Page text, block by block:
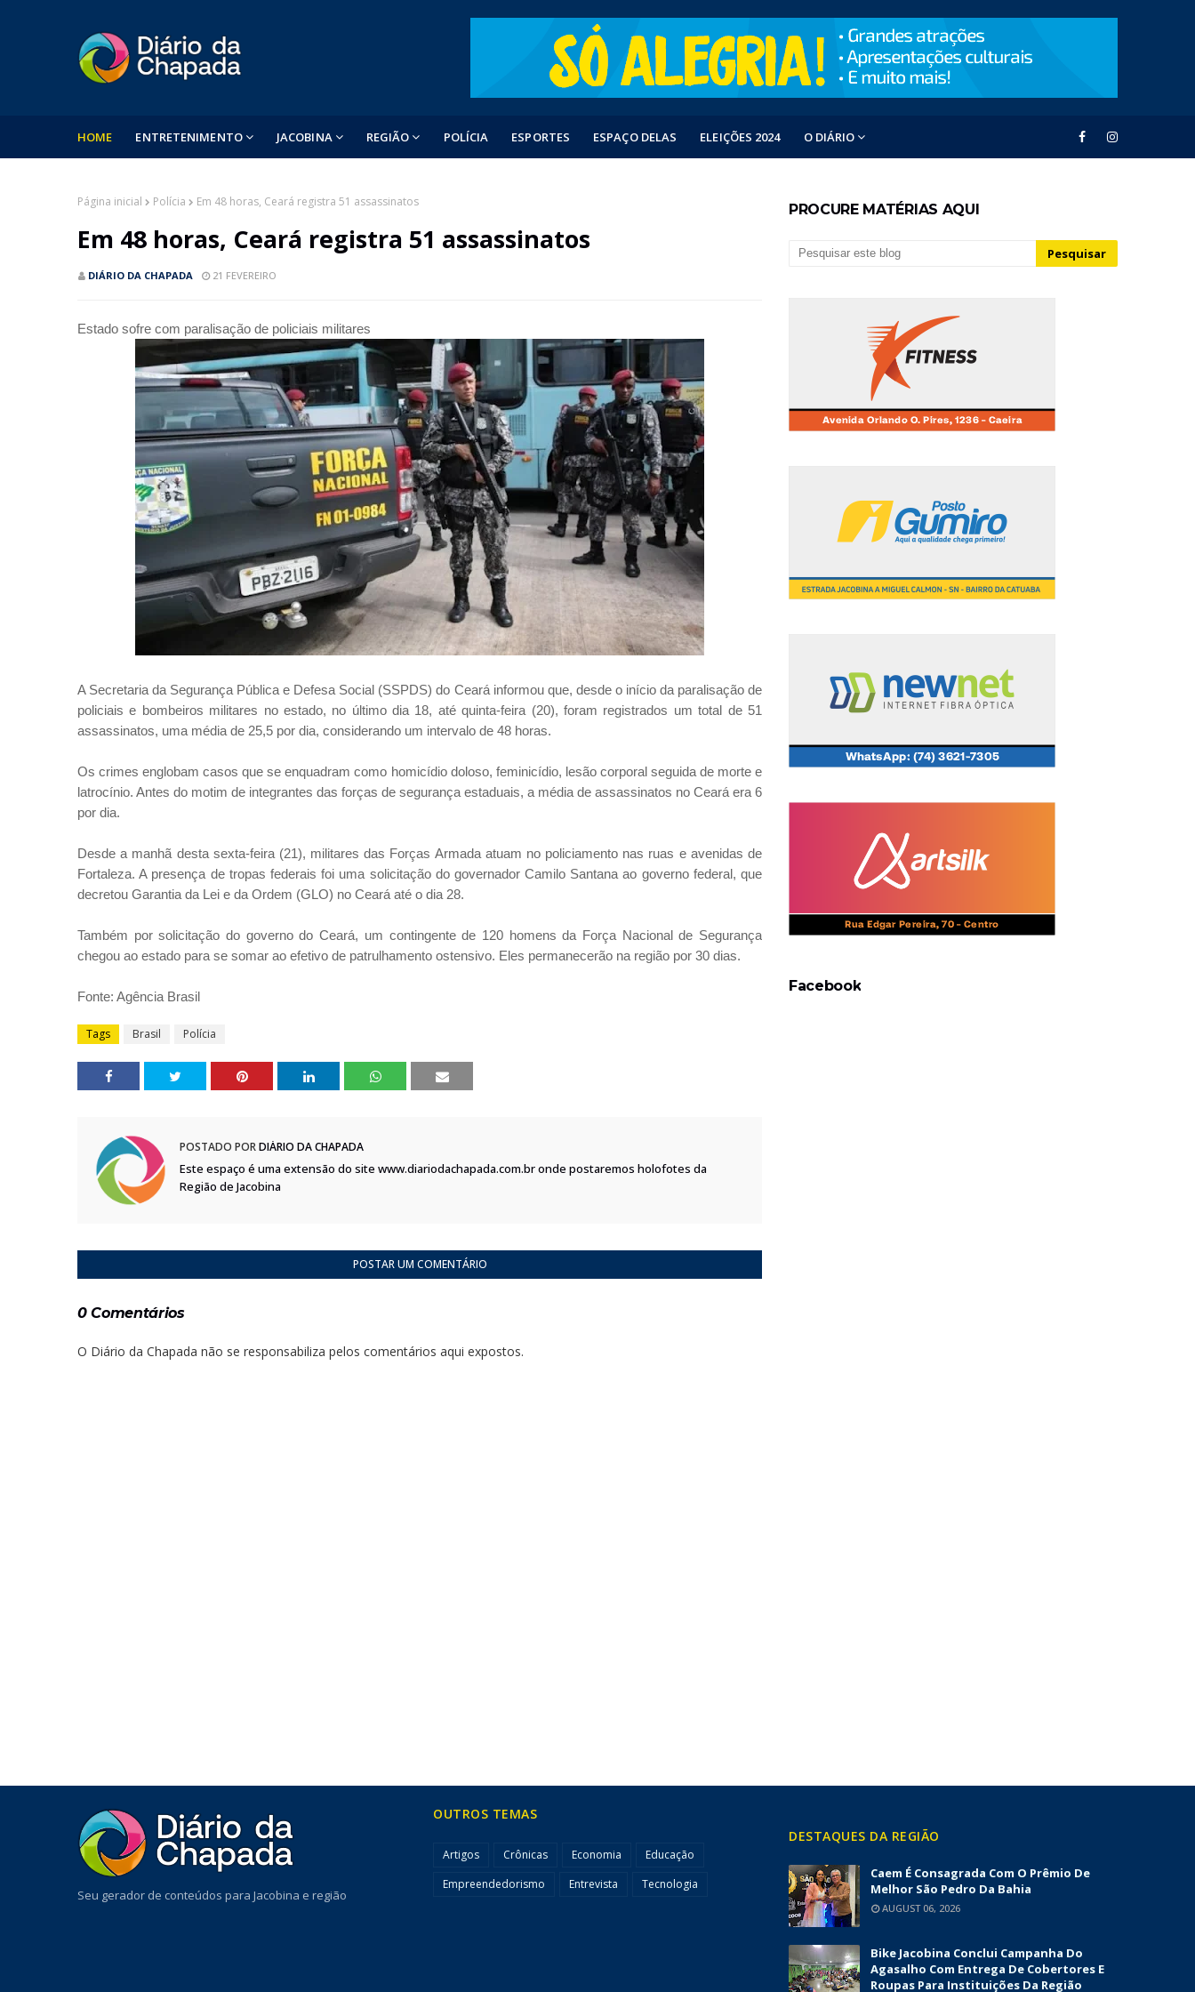
HOME ENTRETENIMENTO JACOBINA REGIÃO POLÍCIA ESPORTES ESPAÇO DELAS ELEIÇÕES 2024 O DIÁRIO
Página inicial Polícia Em 48 horas, Ceará registra 51 assassinatos
Em 48 horas, Ceará registra 51 assassinatos
DIÁRIO DA CHAPADA 21 FEVEREIRO
Estado sofre com paralisação de policiais militares
A Secretaria da Segurança Pública e Defesa Social (SSPDS) do Ceará informou que, desde o início da paralisação de
policiais e bombeiros militares no estado, no último dia 18, até quinta-feira (20), foram registrados um total de 51
assassinatos, uma média de 25,5 por dia, considerando um intervalo de 48 horas.
Os crimes englobam casos que se enquadram como homicídio doloso, feminicídio, lesão corporal seguida de morte e
latrocínio. Antes do motim de integrantes das forças de segurança estaduais, a média de assassinatos no Ceará era 6
por dia.
Desde a manhã desta sexta-feira (21), militares das Forças Armada atuam no policiamento nas ruas e avenidas de
Fortaleza. A presença de tropas federais foi uma solicitação do governador Camilo Santana ao governo federal, que
decretou Garantia da Lei e da Ordem (GLO) no Ceará até o dia 28.
Também por solicitação do governo do Ceará, um contingente de 120 homens da Força Nacional de Segurança
chegou ao estado para se somar ao efetivo de patrulhamento ostensivo. Eles permanecerão na região por 30 dias.
Fonte: Agência Brasil
Tags Brasil Polícia
POSTADO PORDIÁRIO DA CHAPADA
Este espaço é uma extensão do site www.diariodachapada.com.br onde postaremos holofotes da
Região de Jacobina
POSTAR UM COMENTÁRIO
0 Comentários
O Diário da Chapada não se responsabiliza pelos comentários aqui expostos.
PROCURE MATÉRIAS AQUI
Facebook
Seu gerador de conteúdos para Jacobina e região
OUTROS TEMAS
Artigos Crônicas Economia
Educação
Empreendedorismo
Entrevista Tecnologia
DESTAQUES DA REGIÃO
Caem É Consagrada Com O Prêmio De
Melhor São Pedro Da Bahia
AUGUST 06, 2026
Bike Jacobina Conclui Campanha Do
Agasalho Com Entrega De Cobertores E
Roupas Para Instituições Da Região